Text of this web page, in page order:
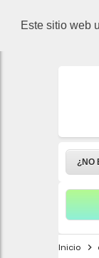
Este sitio web
¿NO
Inicio